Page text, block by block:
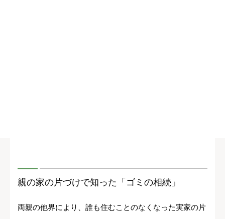
親の家の片づけで知った「ゴミの相続」
両親の他界により、誰も住むことのなくなった実家の片